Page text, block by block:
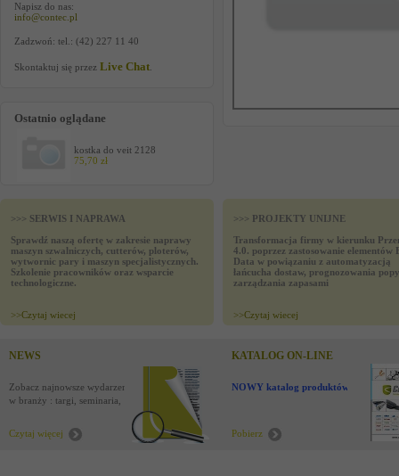
Napisz do nas:
info@contec.pl
Zadzwoń: tel.: (42) 227 11 40
Skontaktuj się przez Live Chat
Ostatnio oglądane
kostka do veit 2128
75,70 zł
>>> SERWIS I NAPRAWA
Sprawdź naszą ofertę w zakresie naprawy
maszyn szwalniczych, cutterów, ploterów,
wytwornic pary i maszyn specjalistycznych.
Szkolenie pracowników oraz wsparcie
technologiczne.
>>Czytaj wiecej
>>> PROJEKTY UNIJNE
Transformacja firmy w kierunku
4.0. poprzez zastosowanie elementów
Data w powiązaniu z automatyzacją
łańcucha dostaw, prognozowania
zarządzania zapasami
>>Czytaj wiecej
NEWS
Zobacz najnowsze wydarzenia
w branży : targi, seminaria,
Czytaj więcej
KATALOG ON-LINE
NOWY katalog produktów !
Pobierz